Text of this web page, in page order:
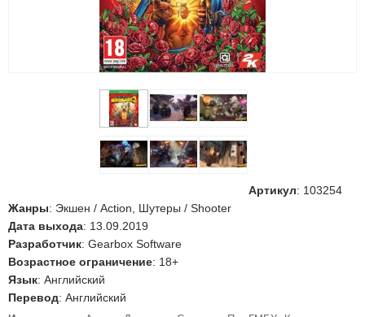
Артикул: 103254
Жанры: Экшен / Action, Шутеры / Shooter
Дата выхода: 13.09.2019
Разработчик: Gearbox Software
Возрастное ограничение: 18+
Язык: Английский
Перевод: Английский